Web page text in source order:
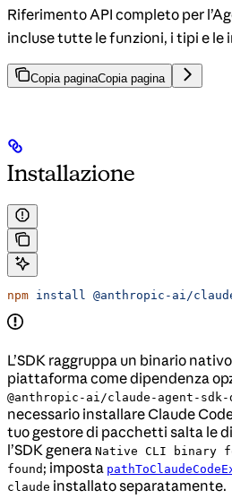
Riferimento API completo per
incluse tutte le funzioni, i tipi e le
Copia paginaCopia pagina
Installazione
npm install @anthropic-ai/
L’SDK raggruppa un binario
piattaforma come dipendenza
@anthropic-ai/claude-agent-sdk-
necessario installare Claude
tuo gestore di pacchetti salta le
l’SDK genera Native CLI binary
found ; imposta
claude installato separatamente.